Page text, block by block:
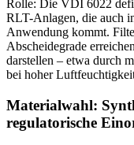
Rolle: Die VDI 6022
RLT-Anlagen, die auch
Anwendung kommt.
Abscheidegrade
darstellen – etwa durch
bei hoher
Materialwahl:
regulatorische